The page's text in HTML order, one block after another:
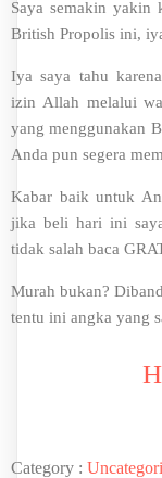
Saya semakin yakin
British Propolis ini,
Iya saya tahu
izin Allah melalui
yang menggunakan
Anda pun segera
Kabar baik untuk
jika beli hari ini
tidak salah baca
Murah bukan?
tentu ini angka yang
Category :